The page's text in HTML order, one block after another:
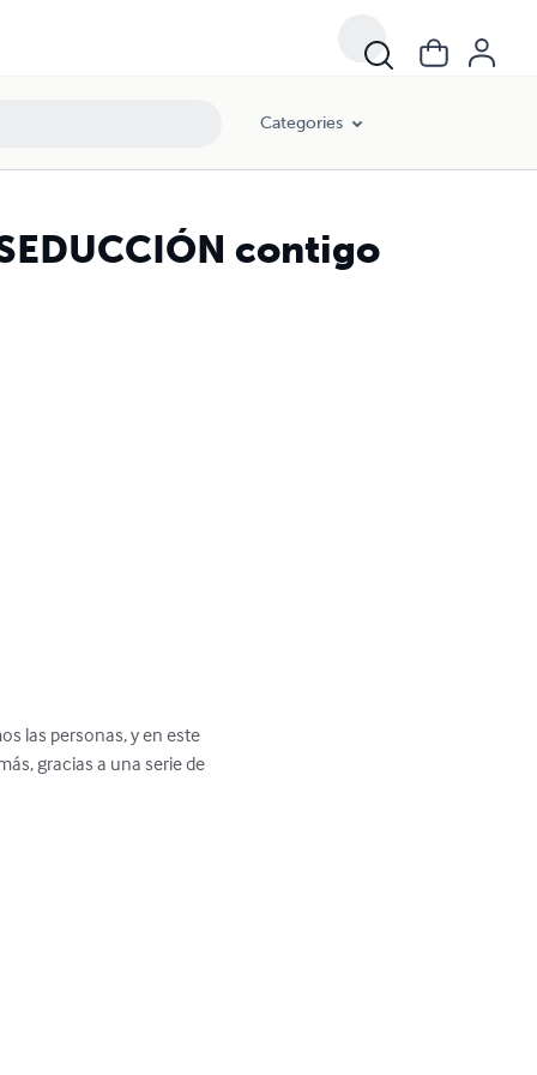
Categories
contigo
las personas, y en este
gracias a una serie de